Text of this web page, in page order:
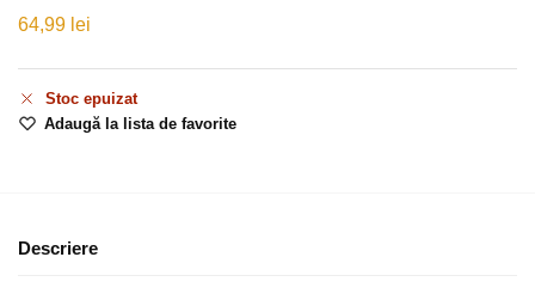
64,99 lei
Stoc epuizat
Adaugă la lista de favorite
Descriere